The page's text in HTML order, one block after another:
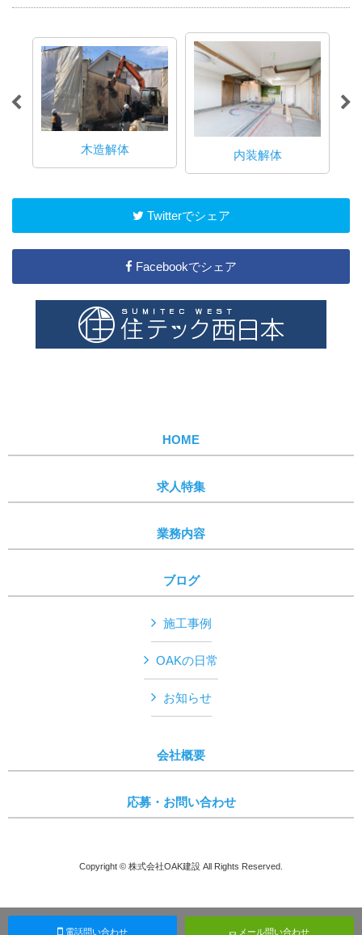
木造解体 内装解体
Twitterでシェア
Facebookでシェア
HOME
求人特集
業務内容
ブログ
施工事例
OAKの日常
お知らせ
会社概要
応募・お問い合わせ
Copyright © 株式会社OAK建設 All Rights Reserved.
電話問い合わせ メール問い合わせ